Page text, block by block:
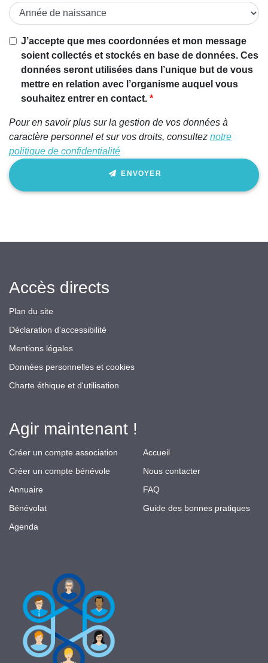
J’accepte que mes coordonnées et mon message
soient collectés et stockés en base de données. Ces
données seront utilisées dans l’unique but de vous
mettre en relation avec l’organisme auquel vous
souhaitez entrer en contact.
Pour en savoir plus sur la gestion de vos données à
caractère personnel et sur vos droits, consultez notre
politique de confidentialité
ENVOYER
Accès directs
Plan du site
Déclaration d’accessibilité
Mentions légales
Données personnelles et cookies
Charte éthique et d'utilisation
Agir maintenant !
Créer un compte association
Créer un compte bénévole
Annuaire
Bénévolat
Agenda
Accueil
Nous contacter
FAQ
Guide des bonnes pratiques